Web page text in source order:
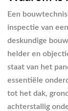
Een
inspectie van
deskundige
helder en
staat van het
essentiële
tot het dak,
achterstallig